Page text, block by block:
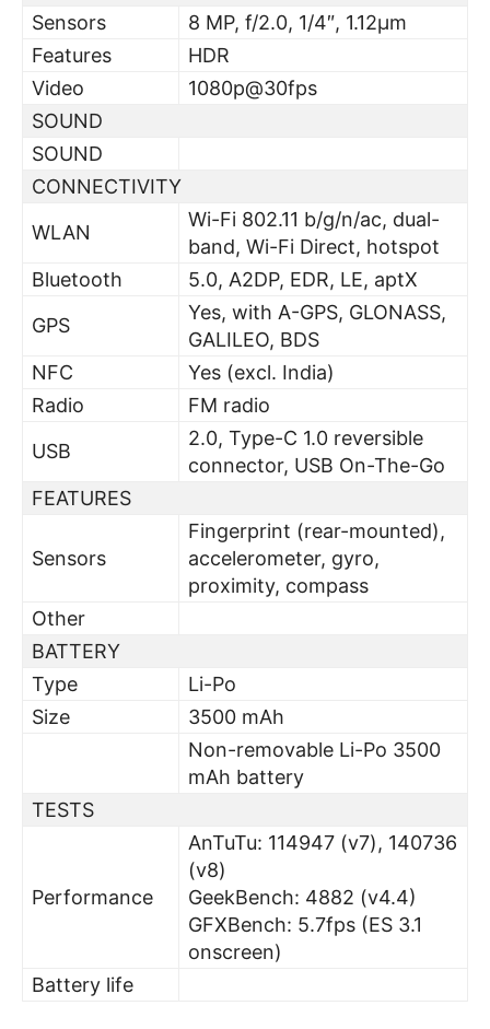
Sensors
8 MP, f/2.0, 1/4″, 1.12µm
Features
HDR
Video
1080p@30fps
SOUND
SOUND
CONNECTIVITY
WLAN
Wi-Fi 802.11 b/g/n/ac, dual-
band, Wi-Fi Direct, hotspot
Bluetooth
5.0, A2DP, EDR, LE, aptX
GPS
Yes, with A-GPS, GLONASS,
GALILEO, BDS
NFC
Yes (excl. India)
Radio
FM radio
USB
2.0, Type-C 1.0 reversible
connector, USB On-The-Go
FEATURES
Sensors
Fingerprint (rear-mounted),
accelerometer, gyro,
proximity, compass
Other
BATTERY
Type
Li-Po
Size
3500 mAh
Non-removable Li-Po 3500
mAh battery
TESTS
Performance
AnTuTu: 114947 (v7), 140736
(v8)
GeekBench: 4882 (v4.4)
GFXBench: 5.7fps (ES 3.1
onscreen)
Battery life